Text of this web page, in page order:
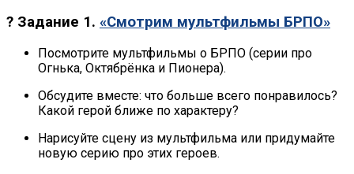
? Задание 1. «Смотрим мультфильмы БРПО»
Посмотрите мультфильмы о БРПО (серии про
Огнька, Октябрёнка и Пионера).
Обсудите вместе: что больше всего понравилось?
Какой герой ближе по характеру?
Нарисуйте сцену из мультфильма или придумайте
новую серию про этих героев.